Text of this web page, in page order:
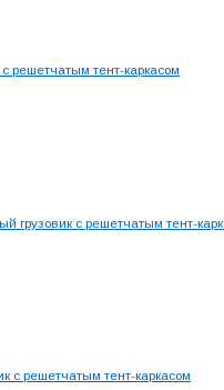
решетчатым тент-каркасом
грузовик с решетчатым тент-
с решетчатым тент-каркасом